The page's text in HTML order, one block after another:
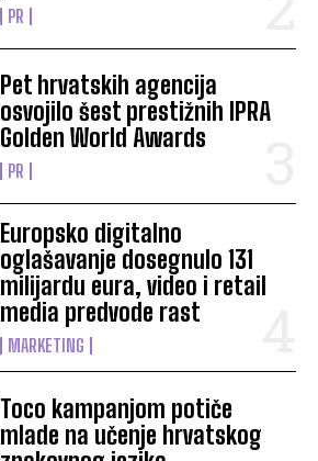
PR
Pet hrvatskih agencija
osvojilo šest prestižnih IPRA
Golden World Awards
PR
Europsko digitalno
oglašavanje dosegnulo 131
milijardu eura, video i retail
media predvode rast
MARKETING
Toco kampanjom potiče
mlade na učenje hrvatskog